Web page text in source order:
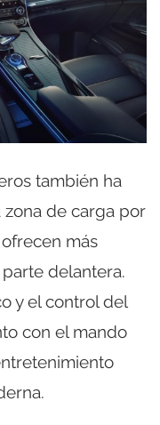
también ha
zona de carga por
más
delantera.
y el control del
con el mando